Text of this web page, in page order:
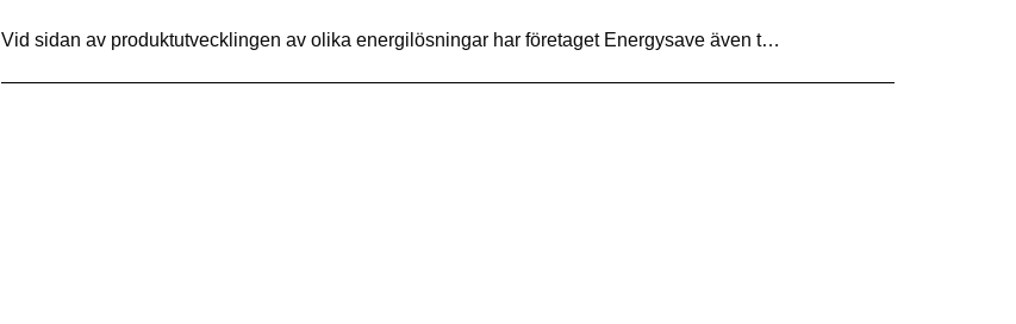
Vid sidan av produktutvecklingen av olika energilösningar har företaget Energysave även t…